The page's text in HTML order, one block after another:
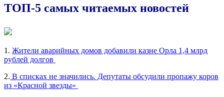
ТОП-5 самых читаемых новостей
1. Жители аварийных домов добавили казне Орла 1,4 млрд
рублей долгов
2. В списках не значились. Депутаты обсудили пропажу коров
из «Красной звезды»